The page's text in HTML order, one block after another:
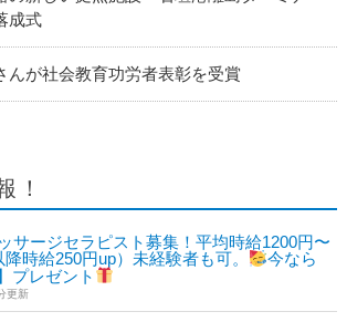
成式
んが社会教育功労者表彰を受賞
！
サージセラピスト募集！平均時給1200円〜
降時給250円up）未経験者も可。
今なら
プレゼント
更新